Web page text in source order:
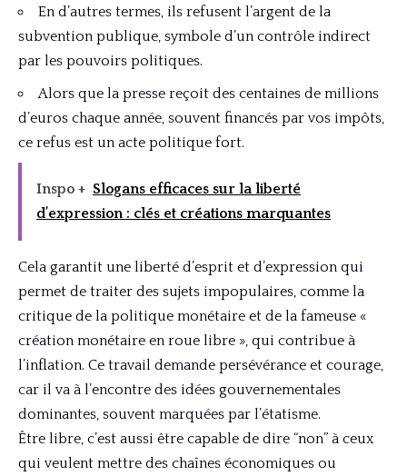
En d’autres termes, ils refusent l’argent de la
subvention publique, symbole d’un contrôle indirect
par les pouvoirs politiques.
Alors que la presse reçoit des centaines de millions
d’euros chaque année, souvent financés par vos impôts,
ce refus est un acte politique fort.
Inspo + Slogans efficaces sur la liberté
d’expression : clés et créations marquantes
Cela garantit une liberté d’esprit et d’expression qui
permet de traiter des sujets impopulaires, comme la
critique de la politique monétaire et de la fameuse «
création monétaire en roue libre », qui contribue à
l’inflation. Ce travail demande persévérance et courage,
car il va à l’encontre des idées gouvernementales
dominantes, souvent marquées par l’étatisme.
Être libre, c’est aussi être capable de dire “non” à ceux
qui veulent mettre des chaînes économiques ou